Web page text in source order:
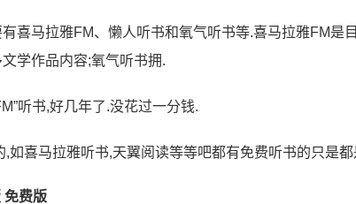
喜马拉雅FM、懒人听书和氧气听书等.喜马拉雅FM是
学作品内容;氧气听书拥.
听书,好几年了.没花过一分钱.
,如喜马拉雅听书,天翼阅读等等吧都有免费听书的只是
免费版